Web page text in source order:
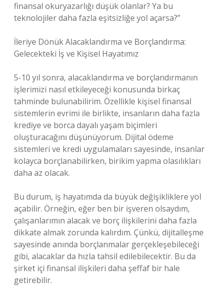
finansal okuryazarlığı düşük olanlar? Ya bu
teknolojiler daha fazla eşitsizliğe yol açarsa?”
İleriye Dönük Alacaklandırma ve Borçlandırma:
Gelecekteki İş ve Kişisel Hayatımız
5-10 yıl sonra, alacaklandırma ve borçlandırmanın
işlerimizi nasıl etkileyeceği konusunda birkaç
tahminde bulunabilirim. Özellikle kişisel finansal
sistemlerin evrimi ile birlikte, insanların daha fazla
krediye ve borca dayalı yaşam biçimleri
oluşturacağını düşünüyorum. Dijital ödeme
sistemleri ve kredi uygulamaları sayesinde, insanlar
kolayca borçlanabilirken, birikim yapma olasılıkları
daha az olacak.
Bu durum, iş hayatımda da büyük değişikliklere yol
açabilir. Örneğin, eğer ben bir işveren olsaydım,
çalışanlarımın alacak ve borç ilişkilerini daha fazla
dikkate almak zorunda kalırdım. Çünkü, dijitalleşme
sayesinde anında borçlanmalar gerçekleşebileceği
gibi, alacaklar da hızla tahsil edilebilecektir. Bu da
şirket içi finansal ilişkileri daha şeffaf bir hale
getirebilir.